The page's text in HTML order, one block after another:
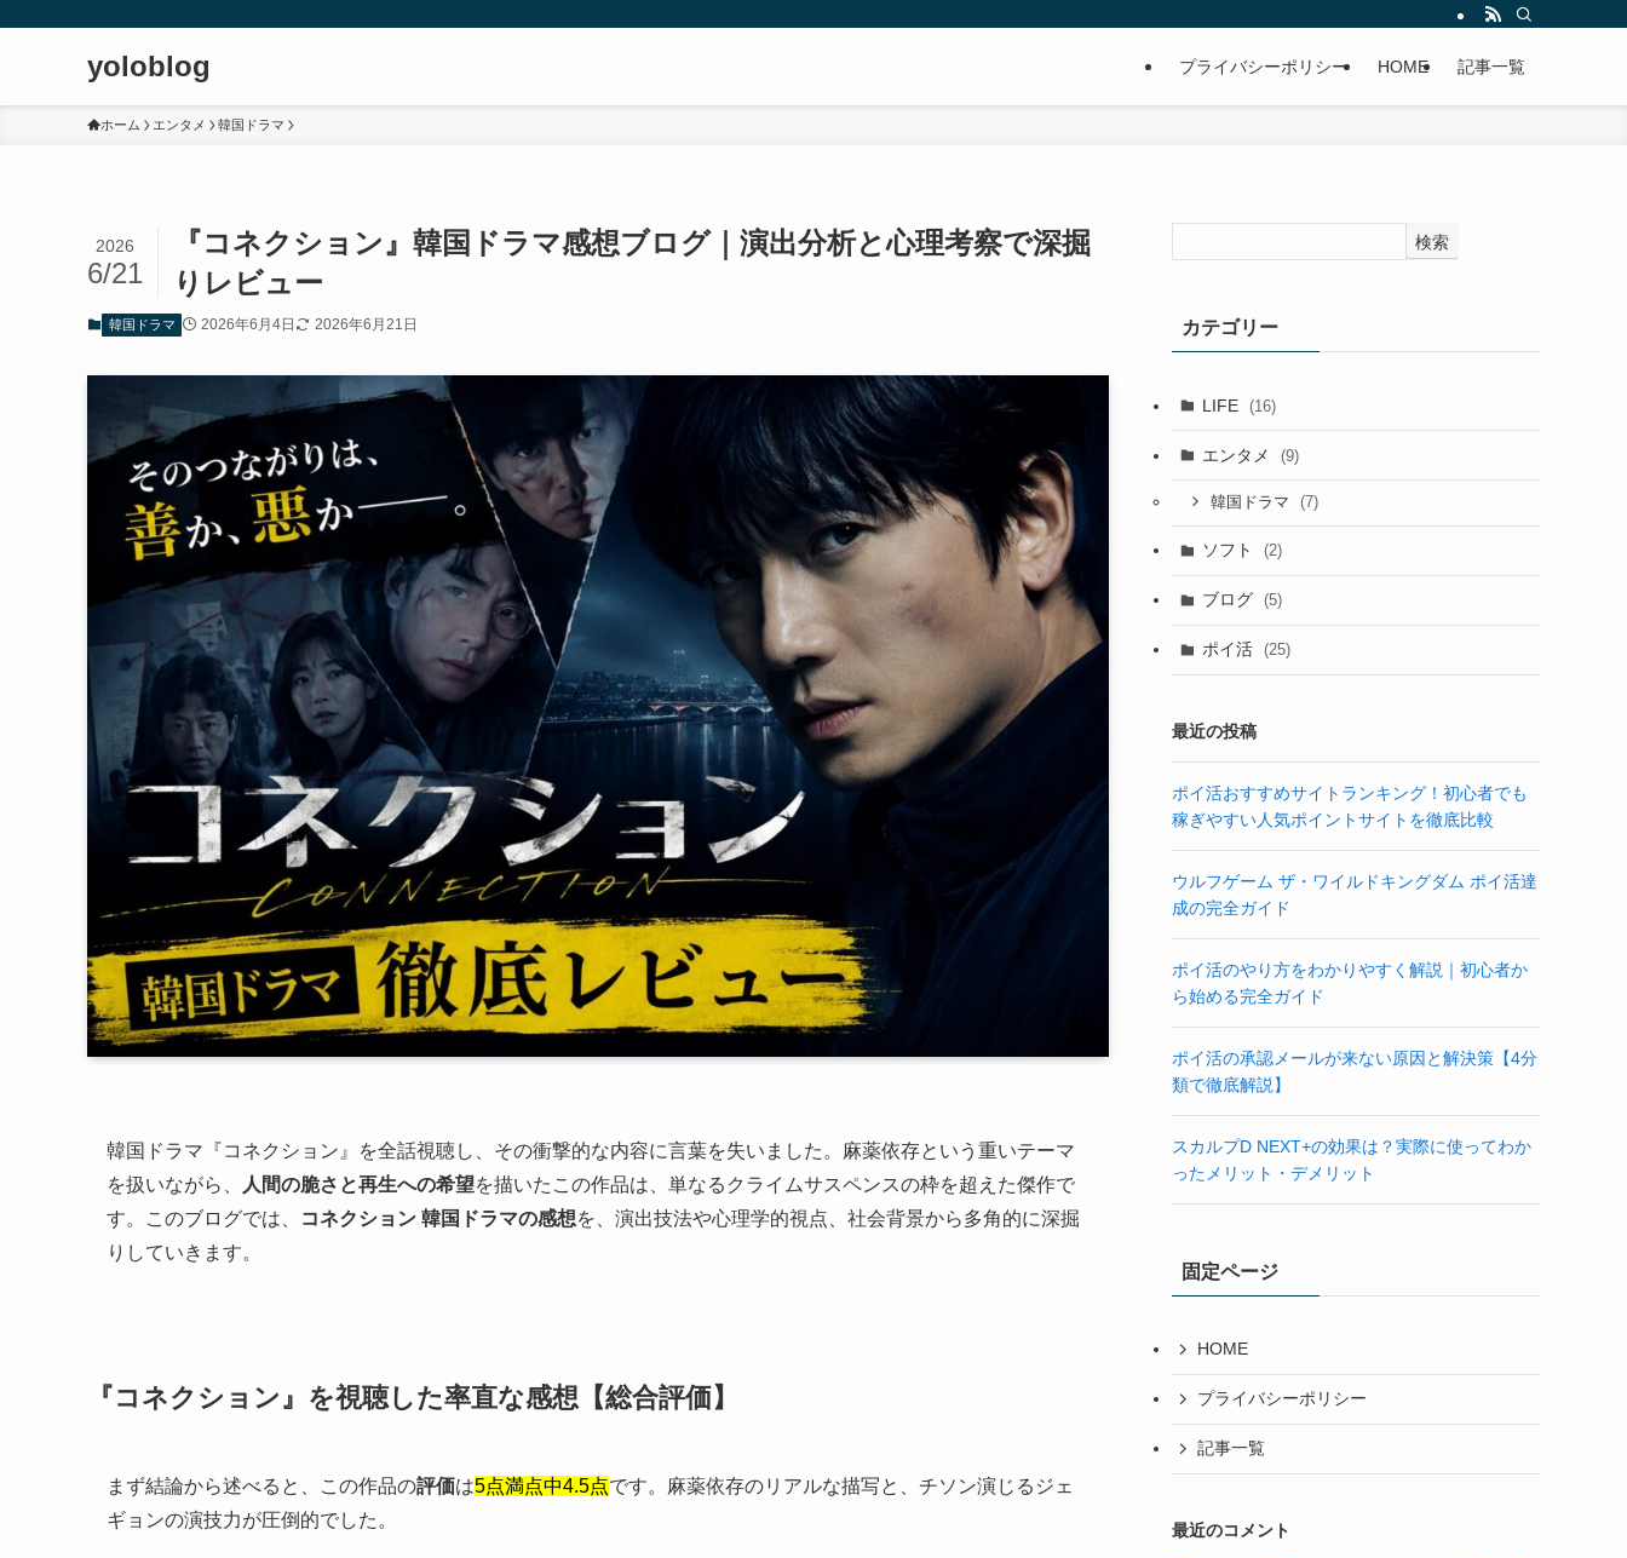
yoloblog プライバシーポリシー HOME 記事一覧
ホーム エンタメ 韓国ドラマ
『コネクション』韓国ドラマ感想ブログ｜演出分析と心理考察で深掘
りレビュー
2026
6/21
韓国ドラマ 2026年6月4日 2026年6月21日
韓国ドラマ『コネクション』を全話視聴し、その衝撃的な内容に言葉を失いました。麻薬依存という重いテーマ
を扱いながら、
人間の脆さと再生への希望を描いたこの作品は、単なるクライムサスペンスの枠を超えた傑作で
す。このブログでは、
コネクション 韓国ドラマの感想を、演出技法や心理学的視点、社会背景から多角的に深掘
りしていきます。
『コネクション』を視聴した率直な感想【総合評価】
まず結論から述べると、この作品の評価は5点満点中4.5点です。麻薬依存のリアルな描写と、チソン演じるジェ
ギョンの演技力が圧倒的でした。
検索
カテゴリー
LIFE (16)
エンタメ (9)
韓国ドラマ (7)
ソフト (2)
ブログ (5)
ポイ活 (25)
最近の投稿
ポイ活おすすめサイトランキング！初心者でも
稼ぎやすい人気ポイントサイトを徹底比較
ウルフゲーム ザ・ワイルドキングダム ポイ活達
成の完全ガイド
ポイ活のやり方をわかりやすく解説｜初心者か
ら始める完全ガイド
ポイ活の承認メールが来ない原因と解決策【4分
類で徹底解説】
スカルプD NEXT+の効果は？実際に使ってわか
ったメリット・デメリット
固定ページ
HOME
プライバシーポリシー
記事一覧
最近のコメント